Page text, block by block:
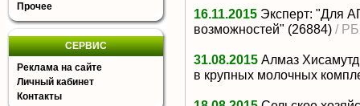
Прочее
СЕРВИС
Реклама на сайте
Личный кабинет
Контакты
16.11.2015 Эксперт: "Для
возможностей" (26884) /
31.08.2015 Алмаз
в крупных молочных